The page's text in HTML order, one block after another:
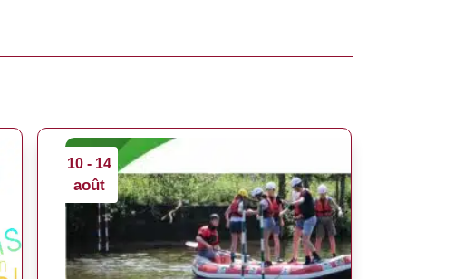
10 - 14
août